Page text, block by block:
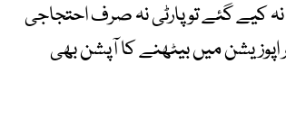
کیے گئے تو پارٹی نہ صرف احتجاجی
میں بیٹھنے کا آپشن بھی